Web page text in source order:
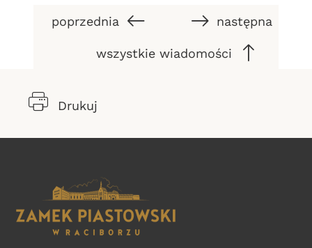
poprzednia następna
wszystkie wiadomości
Drukuj